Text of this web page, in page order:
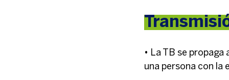
• La TB se
una persona con la